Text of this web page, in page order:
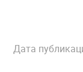
Дата